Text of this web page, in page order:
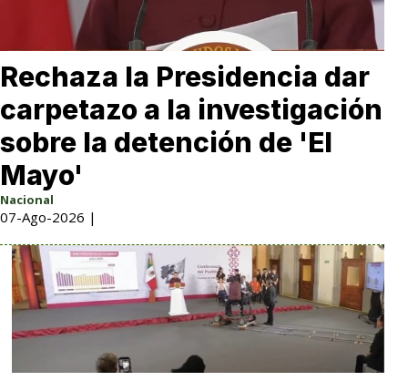
Rechaza la Presidencia dar
carpetazo a la investigación
sobre la detención de 'El
Mayo'
Nacional
07-Ago-2026 |